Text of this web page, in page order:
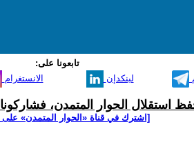
تابعونا على:
الانستغرام لينكدإن
استقلال الحوار المتمدن،
[اشترك في قناة ‫«الحوار المتمدن» على